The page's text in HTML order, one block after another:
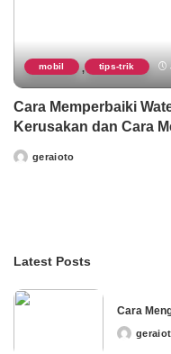
mobil , tips-trik
Cara Memperbaiki
Kerusakan dan Cara
Postedgeraioto
Latest Posts
Cara
Posted